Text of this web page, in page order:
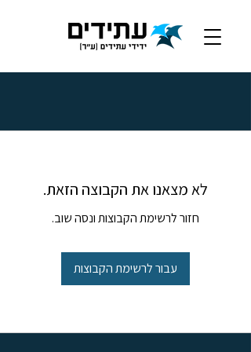
לא מצאנו את הקבוצה הזאת.
חזור לרשימת הקבוצות ונסה שוב.
עבור לרשימת הקבוצות